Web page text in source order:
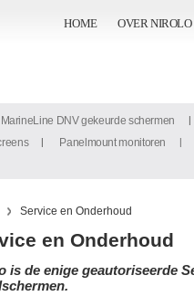
HOME OVER NIROLO
MarineLine DNV gekeurde schermen
Panelmount monitoren
Service en Onderhoud
en Onderhoud
is de enige geautoriseerde